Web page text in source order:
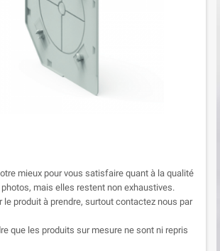
mieux pour vous satisfaire quant à la qualité
mais elles restent non exhaustives.
le produit à prendre, surtout contactez nous par
que les produits sur mesure ne sont ni repris